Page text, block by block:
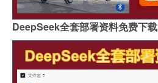
DeepSeek全套部署资料免费下载